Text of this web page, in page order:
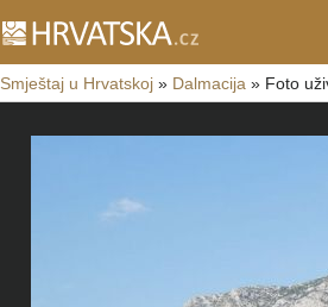
Smještaj u Hrvatskoj » Dalmacija » Foto